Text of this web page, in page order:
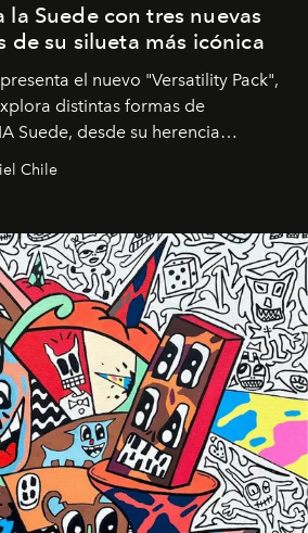
la Suede con tres nuevas
de su silueta más icónica
el nuevo "Versatility Pack",
distintas formas de
Suede, desde su herencia
moderna inspirada en el
Chile